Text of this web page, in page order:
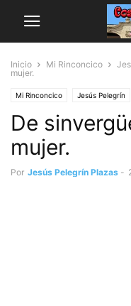
Inicio Mi Rinconcico
mujer.
Mi Rinconcico Jesús Pelegrín
De
mujer.
Por Jesús Pelegrín Plazas -